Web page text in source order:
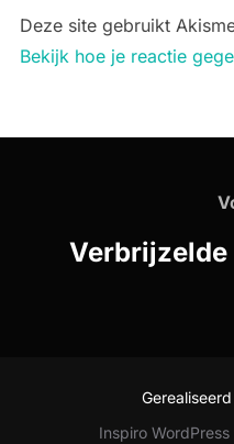
Deze site gebruikt
Bekijk hoe je reactie
Verbrijzelde
Inspiro